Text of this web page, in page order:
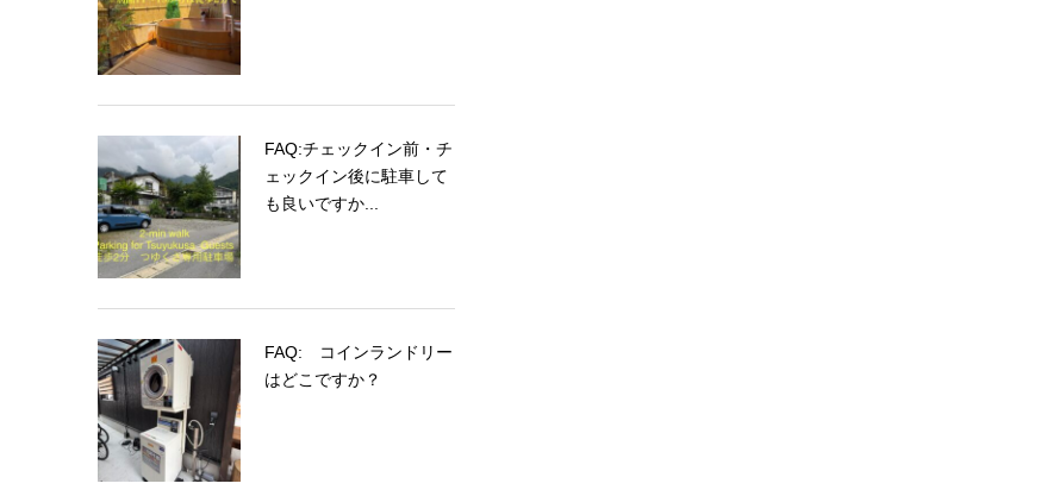
FAQ:チェックイン前・チ
ェックイン後に駐車して
も良いですか...
FAQ: コインランドリー
はどこですか？